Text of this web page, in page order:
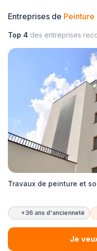
Entreprises de Peinture
Top 4 des entreprises
Travaux de peinture et
+36 ans d'ancienneté
Je